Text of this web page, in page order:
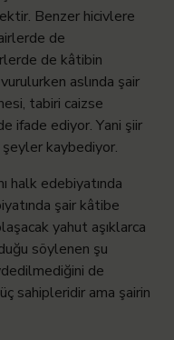
Benzer hicivlere
de
de kâtibin
aslında şair
tabiri caizse
ifade ediyor. Yani şiir
kaybediyor.
halk edebiyatında
şair kâtibe
yahut aşıklarca
söylenen şu
de
sahipleridir ama şairin